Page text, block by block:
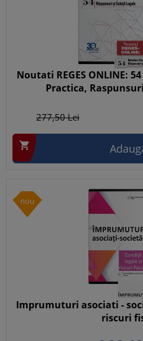
Noutati REGES ONLINE:
Practica,
277,50Lei

nou
Imprumuturi asociati -
riscuri